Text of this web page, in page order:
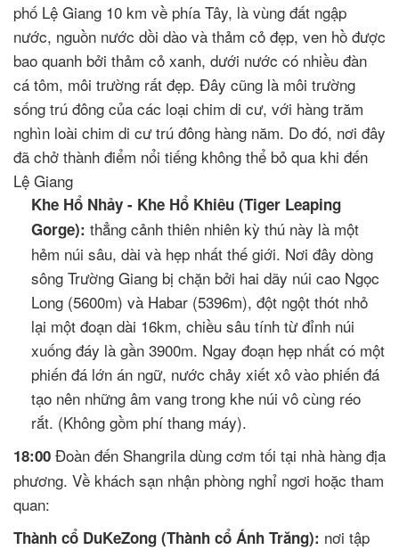
phố Lệ Giang 10 km về phía Tây, là vùng đất ngập
nước, nguồn nước dồi dào và thảm cỏ đẹp, ven hồ được
bao quanh bởi thảm cỏ xanh, dưới nước có nhiều đàn
cá tôm, môi trường rất đẹp. Đây cũng là môi trường
sống trú đông của các loại chim di cư, với hàng trăm
nghìn loài chim di cư trú đông hàng năm. Do đó, nơi đây
đã chở thành điểm nổi tiếng không thể bỏ qua khi đến
Lệ Giang
Khe Hổ Nhảy - Khe Hổ Khiêu (Tiger Leaping
Gorge): thẳng cảnh thiên nhiên kỳ thú này là một
hẻm núi sâu, dài và hẹp nhất thế giới. Nơi đây dòng
sông Trường Giang bị chặn bởi hai dãy núi cao Ngọc
Long (5600m) và Habar (5396m), đột ngột thót nhỏ
lại một đoạn dài 16km, chiều sâu tính từ đỉnh núi
xuống đáy là gần 3900m. Ngay đoạn hẹp nhất có một
phiến đá lớn án ngữ, nước chảy xiết xô vào phiến đá
tạo nên những âm vang trong khe núi vô cùng réo
rắt. (Không gồm phí thang máy).
18:00 Đoàn đến Shangrila dùng cơm tối tại nhà hàng địa
phương. Về khách sạn nhận phòng nghỉ ngơi hoặc tham
quan:
Thành cổ DuKeZong (Thành cổ Ánh Trăng): nơi tập